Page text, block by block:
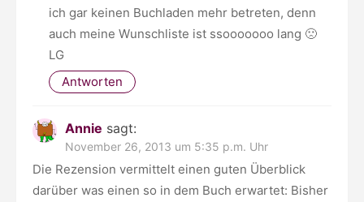
ich gar keinen Buchladen mehr betreten, denn
auch meine Wunschliste ist ssooooooo lang 🙁
LG
Antworten
Annie sagt:
November 26, 2013 um 5:35 p.m. Uhr
Die Rezension vermittelt einen guten Überblick
darüber was einen so in dem Buch erwartet: Bisher